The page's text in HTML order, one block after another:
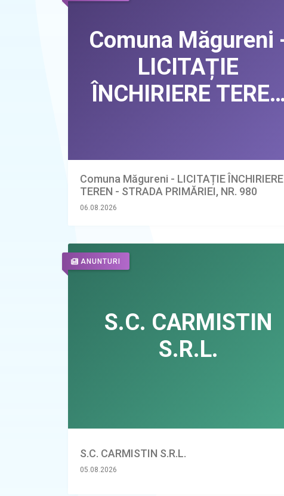
Comuna Măgureni - LICITAȚIE ÎNCHIRIERE
TEREN - STRADA PRIMĂRIEI, NR. 980
06.08.2026
ANUNTURI
S.C. CARMISTIN S.R.L.
05.08.2026